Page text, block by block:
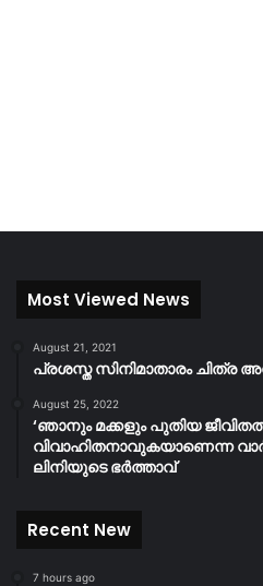
Most Viewed News
August 21, 2021
പ്രശസ്ത സിനിമാതാരം ചിത്ര
August 25, 2022
‘ഞാനും മക്കളും പുതിയ
വിവാഹിതനാവുകയാണെന്ന
ലിനിയുടെ ഭർത്താവ്
Recent New
7 hours ago